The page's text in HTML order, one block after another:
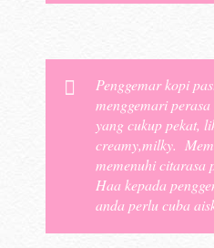
Penggemar kopi
menggemari
yang cukup pekat,
creamy,milky.
memenuhi citarasa
Haa kepada
anda perlu cuba